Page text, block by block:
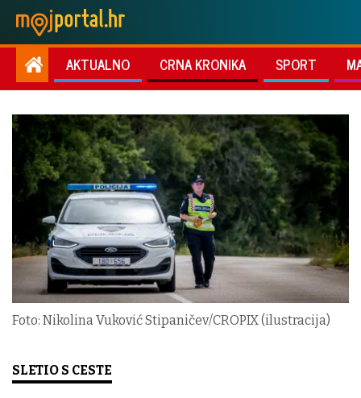
AKTUALNO CRNA KRONIKA SPORT
Foto: Nikolina Vuković Stipaničev/CROPIX (ilustracija)
SLETIO S CESTE